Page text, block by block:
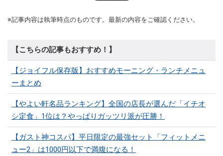
※記事内容は執筆時点のものです。最新の内容をご確認ください。
【こちらの記事もおすすめ！】
【ジョイフル保存版】おすすめモーニング・ランチメニュ
ーまとめ
【やよい軒名品ランキング】全国の店長が選んだ「イチオ
シ定食」1位は？やっぱりガッツリ派が圧勝！
【ガスト神コスパ】平日限定の最強セット「フィットメニ
ュー2」は1000円以下で満腹になる！